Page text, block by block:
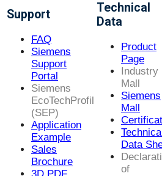
Support
FAQ
Siemens
Support
Portal
Siemens
EcoTechProfil
(SEP)
Application
Example
Sales
Brochure
3D PDF
Technical
Data
Product
Page
Industry
Mall
Siemens
Mall
Data
of